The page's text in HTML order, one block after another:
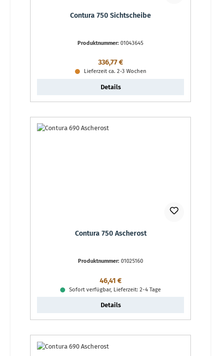
Contura 750 Sichtscheibe
Produktnummer: 01043645
Regulärer Preis:
336,77 €
Lieferzeit ca. 2-3 Wochen
Details
Contura 750 Ascherost
Produktnummer: 01025160
Regulärer Preis:
46,41 €
Sofort verfügbar, Lieferzeit: 2-4 Tage
Details